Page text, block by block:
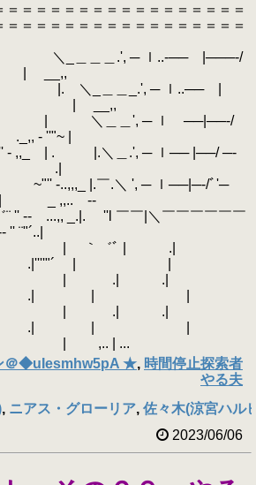
＝＝＝＝＝＝＝＝＝＝＝＝＝＝＝＝＝
＝＝＝＝＝＝＝＝＝＝＝＝＝＝＝＝＝
.', ─ ｌ..‐── |───‐/
__,,
＿_.', ─ ｌ..── |
.| | __,,
＿＿', ─ ｌ ──|──‐/
''"~ |
＼＿.', ─ ｌ── |──/ ─‐
.|
|.￣.＼ ', ─ ｌ──|─‐/ﾞ'─
| _ ,,.. -‐
_.|. ''l ￣￣|＼￣￣￣￣￣￣
¨"´..|
゛ﾞ | .|
| .|''''"´ | |
.| .|
| .| | |
.| .|
| .| | |
| ...
＠◆uIesmhw5pA ★, 時間停止探索者
やる夫
, ニアス・グローリア, 佐々木(涼宮ハル
2023/06/06